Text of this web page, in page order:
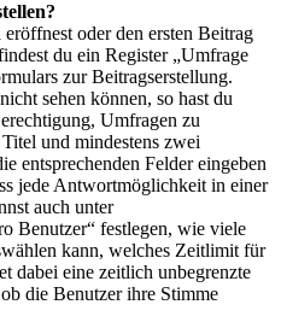
oder den ersten Beitrag
du ein Register „Umfrage
zur Beitragserstellung.
sehen können, so hast du
Umfragen zu
und mindestens zwei
entsprechenden Felder eingeben
jede Antwortmöglichkeit in einer
auch unter
Benutzer“ festlegen, wie viele
kann, welches Zeitlimit für
dabei eine zeitlich unbegrenzte
die Benutzer ihre Stimme